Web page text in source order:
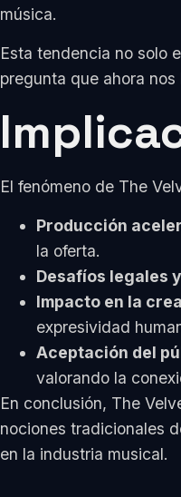
música.
Esta tendencia no solo
pregunta que ahora nos
El fenómeno de The
Producción
la oferta.
Desafíos legales
Impacto en la
expresividad
Aceptación del
valorando la
En conclusión, The
nociones tradicionales
en la industria musical.